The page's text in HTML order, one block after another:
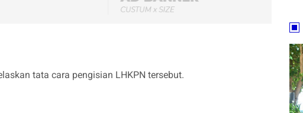
tata cara pengisian LHKPN tersebut.